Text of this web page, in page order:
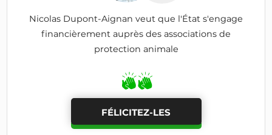
Nicolas Dupont-Aignan veut que l'État s'engage
financièrement auprès des associations de
protection animale
FÉLICITEZ-LES